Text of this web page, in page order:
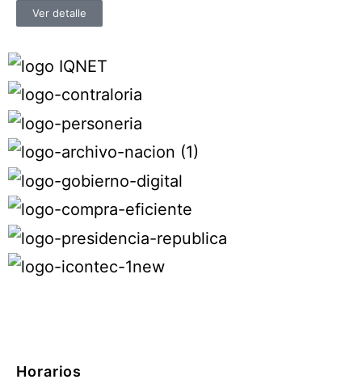
Ver detalle
Horarios